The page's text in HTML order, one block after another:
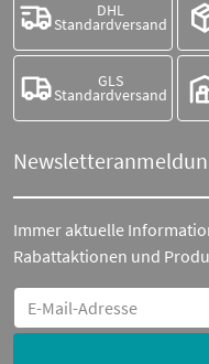
DHL
Standardversand
GLS
Standardversand
Immer aktuelle
Rabattaktionen und